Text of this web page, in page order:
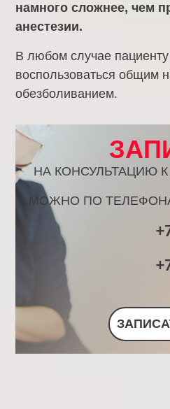
намного сложнее, чем
анестезии.
В любом случае
воспользоваться общим
обезболиванием.
НА КОНСУЛЬТАЦИЮ
МОЖНО ПО